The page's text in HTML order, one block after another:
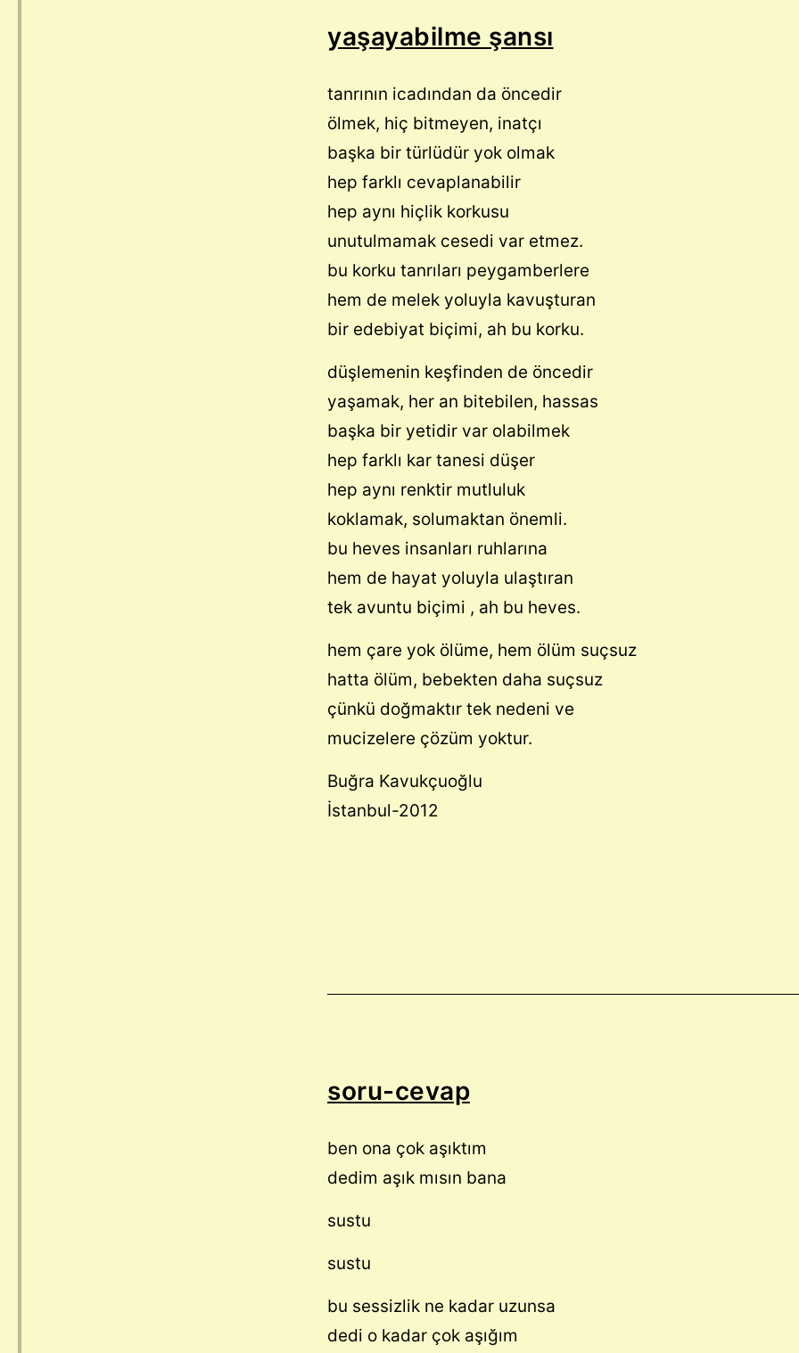
yaşayabilme şansı
tanrının icadından da öncedir
ölmek, hiç bitmeyen, inatçı
başka bir türlüdür yok olmak
hep farklı cevaplanabilir
hep aynı hiçlik korkusu
unutulmamak cesedi var etmez.
bu korku tanrıları peygamberlere
hem de melek yoluyla kavuşturan
bir edebiyat biçimi, ah bu korku.
düşlemenin keşfinden de öncedir
yaşamak, her an bitebilen, hassas
başka bir yetidir var olabilmek
hep farklı kar tanesi düşer
hep aynı renktir mutluluk
koklamak, solumaktan önemli.
bu heves insanları ruhlarına
hem de hayat yoluyla ulaştıran
tek avuntu biçimi , ah bu heves.
hem çare yok ölüme, hem ölüm suçsuz
hatta ölüm, bebekten daha suçsuz
çünkü doğmaktır tek nedeni ve
mucizelere çözüm yoktur.
Buğra
İstanbul-2012
soru-cevap
ben ona çok aşıktım
dedim aşık mısın bana
sustu
sustu
bu sessizlik ne kadar uzunsa
dedi o kadar çok aşığım